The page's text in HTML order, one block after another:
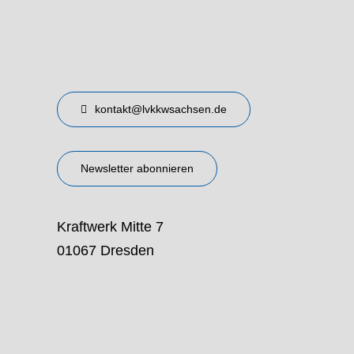
kontakt@lvkkwsachsen.de
Newsletter abonnieren
Kraftwerk Mitte 7
01067 Dresden